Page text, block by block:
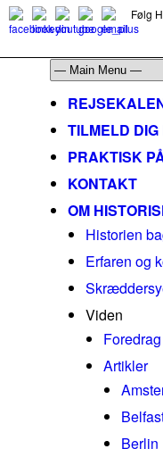
Følg
TILMELD
PRAKTISK
KONTAKT
OM
Historien
Erfaren og
Viden
Foredrag
Artikler
Berlin